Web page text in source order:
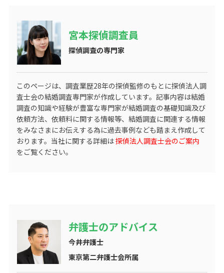
宮本探偵調査員
探偵調査の専門家
このページは、調査業歴28年の探偵監修のもとに探偵法人調
査士会の結婚調査専門家が作成しています。記事内容は結婚
調査の知識や経験が豊富な専門家が結婚調査の基礎知識及び
依頼方法、依頼料に関する情報等、結婚調査に関連する情報
をみなさまにお伝えする為に過去事例なども踏まえ作成して
おります。当社に関する詳細は探偵法人調査士会のご案内
をご覧ください。
弁護士のアドバイス
今井弁護士
東京第二弁護士会所属